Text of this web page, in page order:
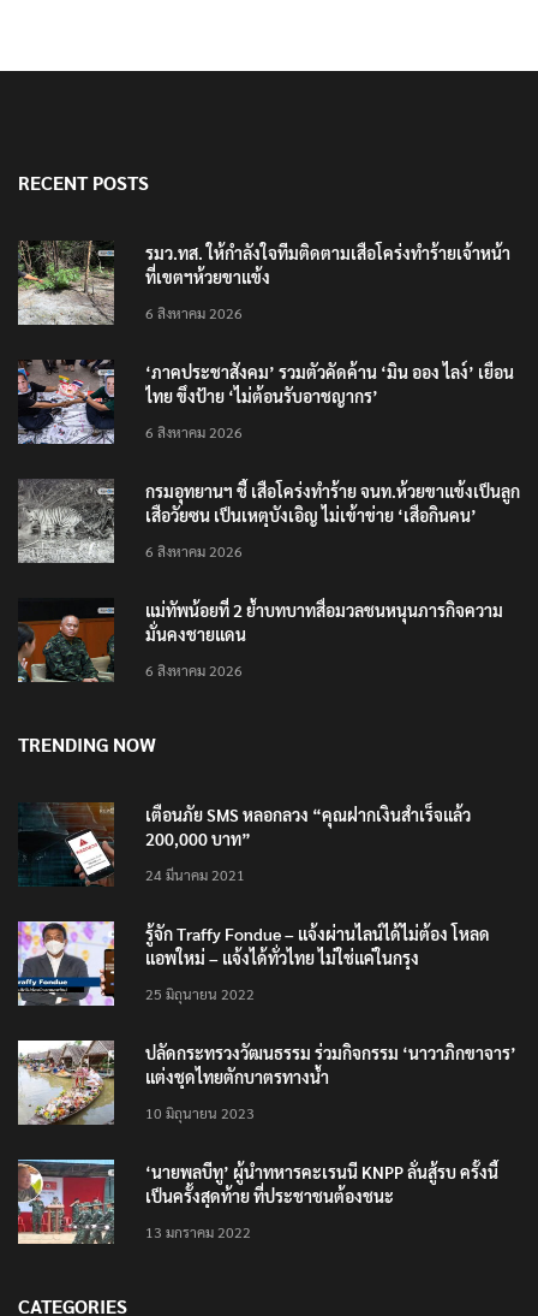
RECENT POSTS
รมว.ทส. ให้กำลังใจทีมติดตามเสือโคร่งทำร้ายเจ้าหน้า
ที่เขตฯห้วยขาแข้ง
6 สิงหาคม 2026
‘ภาคประชาสังคม’ รวมตัวคัดค้าน ‘มิน ออง ไลง์’ เยือน
ไทย ขึงป้าย ‘ไม่ต้อนรับอาชญากร’
6 สิงหาคม 2026
กรมอุทยานฯ ชี้ เสือโคร่งทำร้าย จนท.ห้วยขาแข้งเป็นลูก
เสือวัยซน เป็นเหตุบังเอิญ ไม่เข้าข่าย ‘เสือกินคน’
6 สิงหาคม 2026
แม่ทัพน้อยที่ 2 ย้ำบทบาทสื่อมวลชนหนุนภารกิจความ
มั่นคงชายแดน
6 สิงหาคม 2026
TRENDING NOW
เตือนภัย SMS หลอกลวง “คุณฝากเงินสำเร็จแล้ว
200,000 บาท”
24 มีนาคม 2021
รู้จัก Traffy Fondue – แจ้งผ่านไลน์ได้ไม่ต้อง โหลด
แอพใหม่ – แจ้งได้ทั่วไทย ไม่ใช่แค่ในกรุง
25 มิถุนายน 2022
ปลัดกระทรวงวัฒนธรรม ร่วมกิจกรรม ‘นาวาภิกขาจาร’
แต่งชุดไทยตักบาตรทางน้ำ
10 มิถุนายน 2023
‘นายพลบีทู’ ผู้นำทหารคะเรนนี KNPP ลั่นสู้รบ ครั้งนี้
เป็นครั้งสุดท้าย ที่ประชาชนต้องชนะ
13 มกราคม 2022
CATEGORIES